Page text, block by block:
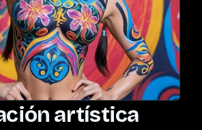
artística